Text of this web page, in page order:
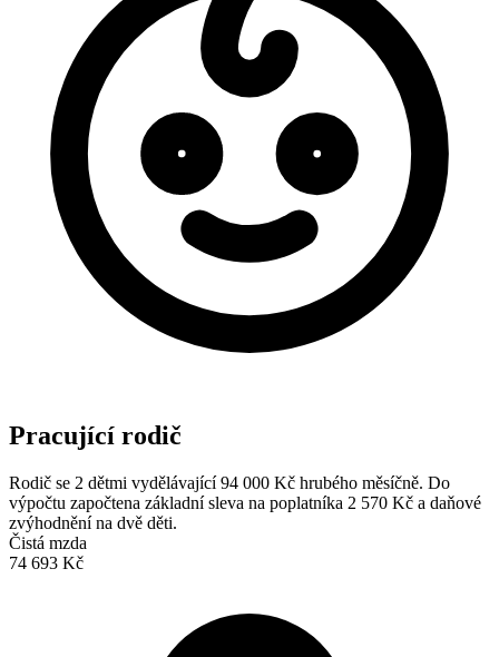
Pracující rodič
Rodič se 2 dětmi vydělávající 94 000 Kč hrubého měsíčně. Do
výpočtu započtena základní sleva na poplatníka 2 570 Kč a daňové
zvýhodnění na dvě děti.
Čistá mzda
74 693 Kč